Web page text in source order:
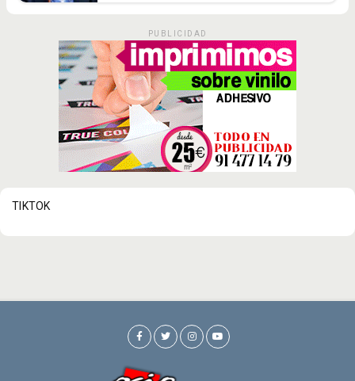
PUBLICIDAD
TIKTOK